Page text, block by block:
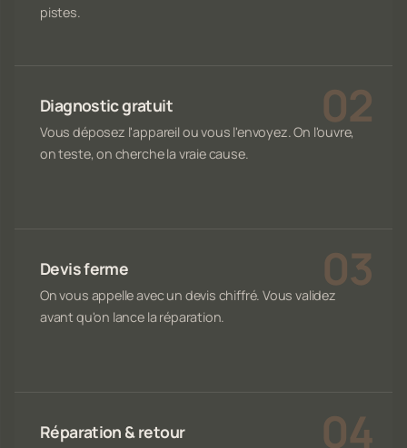
pistes.
Diagnostic gratuit
Vous déposez l'appareil ou vous l'envoyez. On l'ouvre,
on teste, on cherche la vraie cause.
Devis ferme
On vous appelle avec un devis chiffré. Vous validez
avant qu'on lance la réparation.
Réparation & retour